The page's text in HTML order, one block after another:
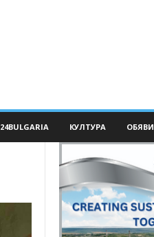
24BULGARIA КУЛТУРА ОБЯВИ